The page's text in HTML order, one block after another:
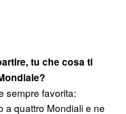
tu che cosa ti
sempre favorita:
a quattro Mondiali e ne